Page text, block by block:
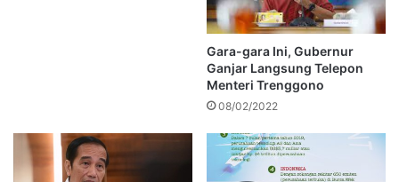
Gara-gara Ini, Gubernur
Ganjar Langsung Telepon
Menteri Trenggono
08/02/2022